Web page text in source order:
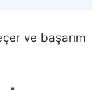
ve başarım